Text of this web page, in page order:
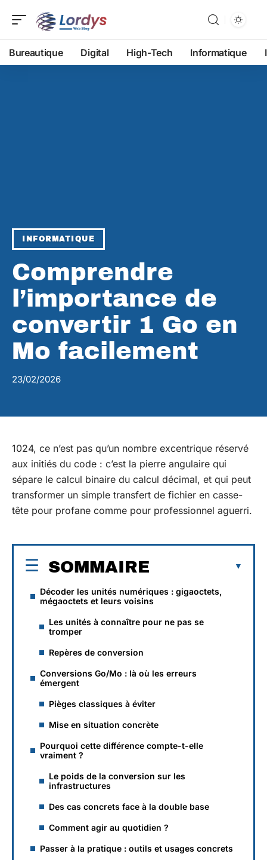
Bureautique Digital High-Tech Informatique
INFORMATIQUE
Comprendre
l’importance de
convertir 1 Go en
Mo facilement
23/02/2026
1024, ce n’est pas qu’un nombre excentrique réservé
aux initiés du code : c’est la pierre angulaire qui
sépare le calcul binaire du calcul décimal, et qui peut
transformer un simple transfert de fichier en casse-
tête pour profane comme pour professionnel aguerri.
SOMMAIRE
Décoder les unités numériques : gigaoctets,
mégaoctets et leurs voisins
Les unités à connaître pour ne pas se
tromper
Repères de conversion
Conversions Go/Mo : là où les erreurs
émergent
Pièges classiques à éviter
Mise en situation concrète
Pourquoi cette différence compte-t-elle
vraiment ?
Le poids de la conversion sur les
infrastructures
Des cas concrets face à la double base
Comment agir au quotidien ?
Passer à la pratique : outils et usages concrets